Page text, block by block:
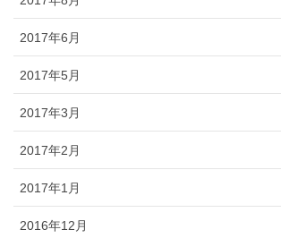
2017年6月
2017年5月
2017年3月
2017年2月
2017年1月
2016年12月